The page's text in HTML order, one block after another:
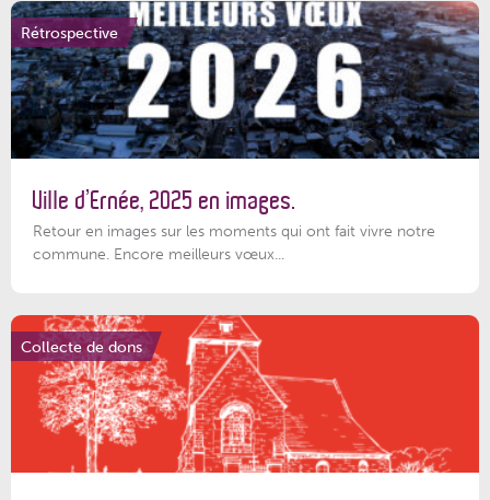
Rétrospective
Ville d’Ernée, 2025 en images.
Retour en images sur les moments qui ont fait vivre notre
commune. Encore meilleurs vœux...
Collecte de dons